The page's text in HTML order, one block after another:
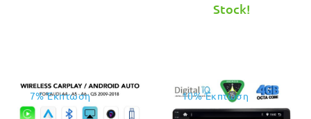
Stock!
7% Έκπτωση 10% Έκπτωση